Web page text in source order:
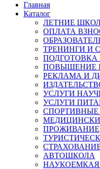
Главная
Каталог
ЛЕТНИЕ
ОПЛАТА
ТРЕНИНГИ И
ПОВЫШЕНИЕ
РЕКЛАМА И
УСЛУГИ
УСЛУГИ
СПОРТИВНЫЕ
ПРОЖИВАНИЕ
АВТОШКОЛА